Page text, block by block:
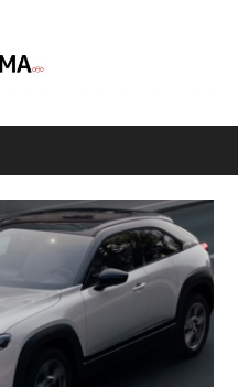
Car
Magazine
Kuluma.jp